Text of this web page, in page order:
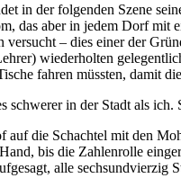
in der folgenden Szene
das aber in jedem Dorf mit
versucht – dies einer der
wiederholten
fahren müssten, damit
schwerer in der Stadt als
auf die Schachtel mit den
bis die Zahlenrolle
alle sechsundvierzig